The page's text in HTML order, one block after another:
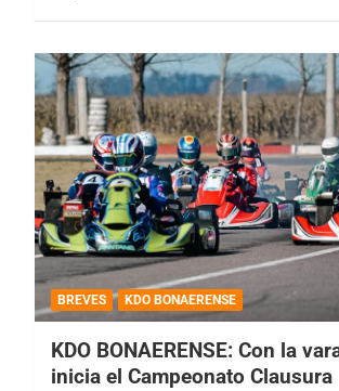
BREVES KDO BONAERENSE
KDO BONAERENSE: Con la
inicia el Campeonato Clausura